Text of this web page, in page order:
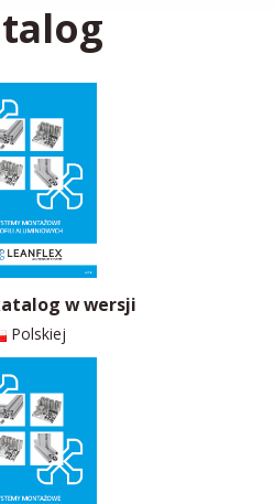
w wersji
Polskiej